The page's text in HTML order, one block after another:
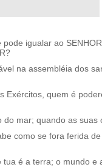
igualar ao
na assembléia dos
Exércitos, quem é
mar; quando as suas
como se fora ferida
tua é a terra; o mundo e